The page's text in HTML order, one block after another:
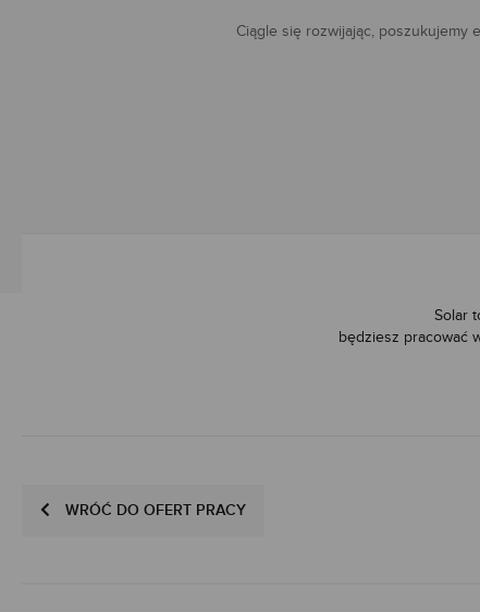
Ciągle się rozwijając, poszukujemy
Solar
będziesz pracować
WRÓĆ DO OFERT PRACY